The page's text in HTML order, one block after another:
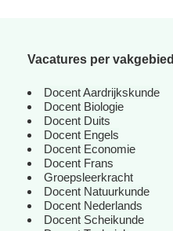
Tijdelijk met uitzicht op vast
Vacatures per vakgebied
Docent Aardrijkskunde
Docent Biologie
Docent Duits
Docent Engels
Docent Economie
Docent Frans
Groepsleerkracht
Docent Natuurkunde
Docent Nederlands
Docent Scheikunde